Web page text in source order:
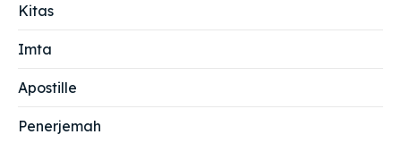
Kitas
Imta
Apostille
Penerjemah